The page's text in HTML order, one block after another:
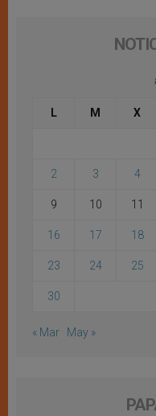
L M X
2 3 4
9 10 11
16 17 18
23 24 25
30
« Mar May »